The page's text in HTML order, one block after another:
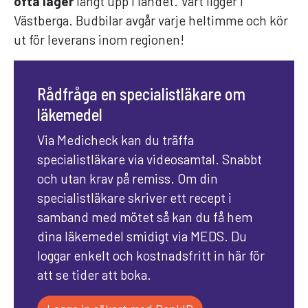
Västberga. Budbilar avgår varje heltimme och kör
ut för leverans inom regionen!
Rådfråga en specialistläkare om
läkemedel
Via Medicheck kan du träffa
specialistläkare via videosamtal. Snabbt
och utan krav på remiss. Om din
specialistläkare skriver ett recept i
samband med mötet så kan du få hem
dina läkemedel smidigt via MEDS. Du
loggar enkelt och kostnadsfritt in här för
att se tider att boka.